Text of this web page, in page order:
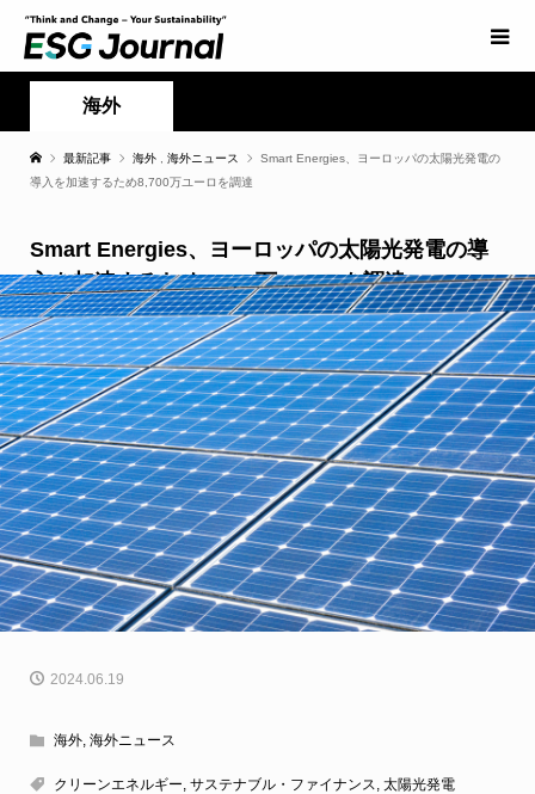
海外
最新記事 海外 海外ニュース
Smart Energies、ヨーロッパの太陽光発電の
導入を加速するため8,700万ユーロを調達
Smart Energies、ヨーロッパの太陽光発電の導
入を加速するため8,700万ユーロを調達
2024.06.19
海外, 海外ニュース
クリーンエネルギー サステナブル・ファイナンス 太陽光発電